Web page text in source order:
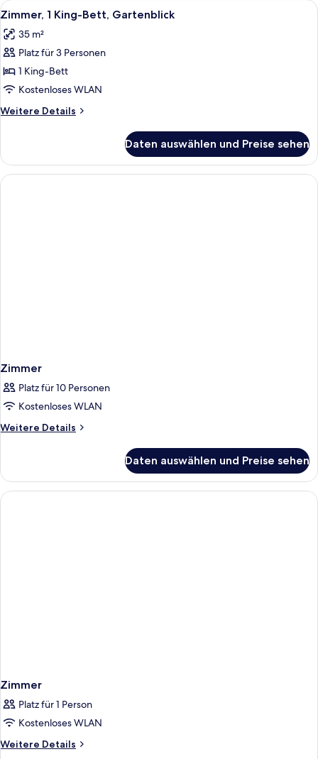
Alle
Fotos
für
Zimmer,
1 King-
Bett,
Gartenblick
anzeigen
Ein Hotelzimmer mit einem großen
6
Zimmer, 1 King-Bett, Gartenblick
35 m²
Platz für 3 Personen
1 King-Bett
Kostenloses WLAN
Weitere Details
Weitere
1 King-
Bett,
Gartenblick
Daten auswählen und Preise sehen
Zimmer
Platz für 10 Personen
Kostenloses WLAN
Weitere Details
Weitere
Daten auswählen und Preise sehen
Zimmer
Platz für 1 Person
Kostenloses WLAN
Weitere Details
Weitere